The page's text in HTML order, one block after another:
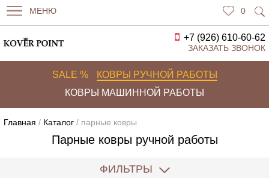
МЕНЮ 0
+7 (926) 610-60-62
ЗАКАЗАТЬ ЗВОНОК
SALE %
КОВРЫ РУЧНОЙ РАБОТЫ
КОВРЫ МАШИННОЙ РАБОТЫ
Главная / Каталог/ парные ковры
Парные ковры ручной работы
ФИЛЬТРЫ